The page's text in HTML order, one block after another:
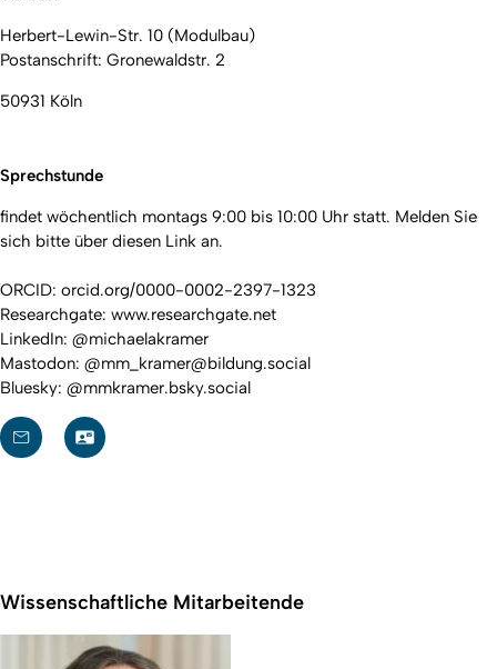
Herbert-Lewin-Str. 10 (Modulbau)
Postanschrift: Gronewaldstr. 2
50931 Köln
Sprechstunde
findet wöchentlich montags 9:00 bis 10:00 Uhr statt. Melden Sie
sich bitte über diesen Link an.
ORCID: orcid.org/0000-0002-2397-1323
Researchgate: www.researchgate.net
LinkedIn: @michaelakramer
Mastodon: @mm_kramer@bildung.social
Bluesky: @mmkramer.bsky.social
Wissenschaftliche Mitarbeitende